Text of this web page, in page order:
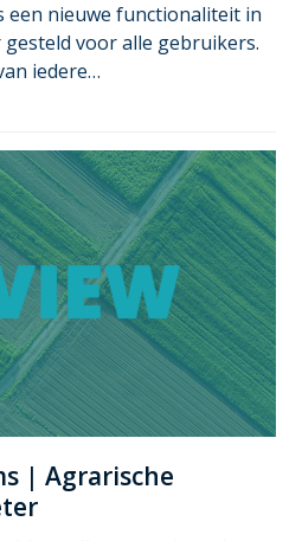
een nieuwe functionaliteit in
voor alle gebruikers.
iedere…
| Agrarische